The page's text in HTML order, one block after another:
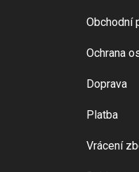
Obchodní
Ochrana
Doprava
Platba
Vrácení